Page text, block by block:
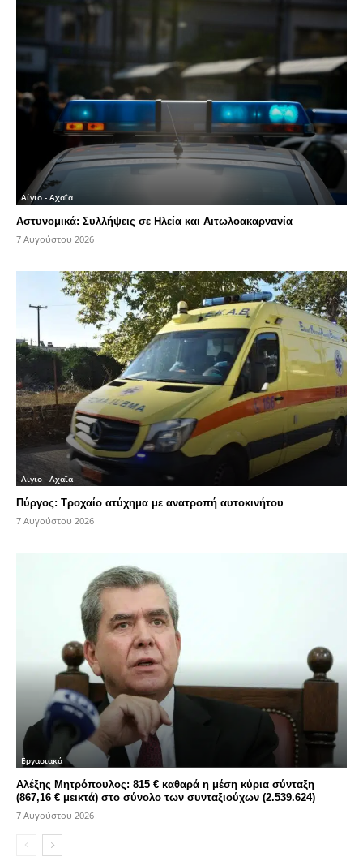
Αίγιο - Αχαΐα
Αστυνομικά: Συλλήψεις σε Ηλεία και Αιτωλοακαρνανία
7 Αυγούστου 2026
Αίγιο - Αχαΐα
Πύργος: Τροχαίο ατύχημα με ανατροπή αυτοκινήτου
7 Αυγούστου 2026
Εργασιακά
Αλέξης Μητρόπουλος: 815 € καθαρά η μέση κύρια σύνταξη
(867,16 € μεικτά) στο σύνολο των συνταξιούχων (2.539.624)
7 Αυγούστου 2026